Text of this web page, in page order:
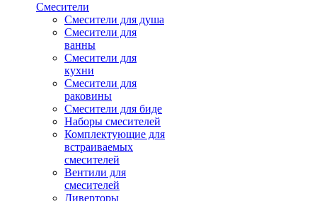
Смесители
Смесители для душа
Смесители для
ванны
Смесители для
кухни
Смесители для
раковины
Смесители для биде
Наборы смесителей
Комплектующие для
встраиваемых
смесителей
Вентили для
смесителей
Диверторы